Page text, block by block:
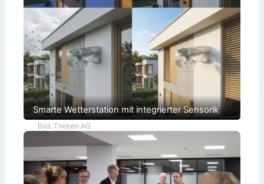
Smarte Wetterstation mit integrierter Sensorik
Bild: Theben AG